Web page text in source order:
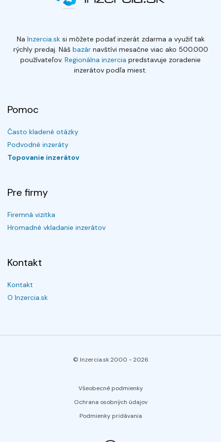
Na Inzercia.sksi môžete podať inzerát zdarma a využiť tak
rýchly predaj. Náš bazárnavštívi mesačne viac ako 500.000
používateľov. Regionálna inzercia predstavuje zoradenie
inzerátov podľa miest.
Pomoc
Často kladené otázky
Podvodné inzeráty
Topovanie inzerátov
Pre firmy
Firemná vizitka
Hromadné vkladanie inzerátov
Kontakt
Kontakt
O Inzercia.sk
© Inzercia.sk 2000 -2026
Všeobecné podmienky
Ochrana osobných údajov
Podmienky pridávania